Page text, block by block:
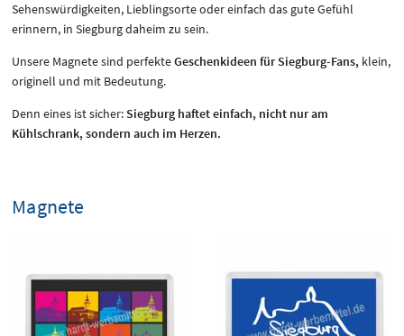
Sehenswürdigkeiten, Lieblingsorte oder einfach das gute Gefühl
erinnern, in Siegburg daheim zu sein.
Unsere Magnete sind perfekteGeschenkideen für Siegburg-Fans, klein,
originell und mit Bedeutung.
Denn eines ist sicher: Siegburg haftet einfach, nicht nur am
Kühlschrank, sondern auch im Herzen.
Magnete